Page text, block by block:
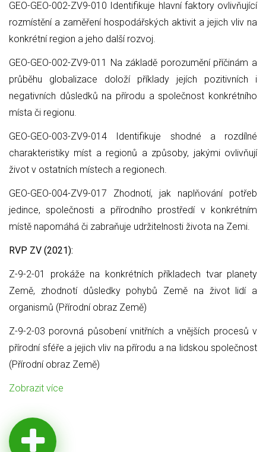
GEO-GEO-002-ZV9-010 Identifikuje hlavní faktory ovlivňující
rozmístění a zaměření hospodářských aktivit a jejich vliv na
konkrétní region a jeho další rozvoj.
GEO-GEO-002-ZV9-011 Na základě porozumění příčinám a
průběhu globalizace doloží příklady jejích pozitivních i
negativních důsledků na přírodu a společnost konkrétního
místa či regionu.
GEO-GEO-003-ZV9-014 Identifikuje shodné a rozdílné
charakteristiky míst a regionů a způsoby, jakými ovlivňují
život v ostatních místech a regionech.
GEO-GEO-004-ZV9-017 Zhodnotí, jak naplňování potřeb
jedince, společnosti a přírodního prostředí v konkrétním
místě napomáhá či zabraňuje udržitelnosti života na Zemi.
RVP ZV (2021):
Z-9-2-01 prokáže na konkrétních příkladech tvar planety
Země, zhodnotí důsledky pohybů Země na život lidí a
organismů (Přírodní obraz Země)
Z-9-2-03 porovná působení vnitřních a vnějších procesů v
přírodní sféře a jejich vliv na přírodu a na lidskou společnost
(Přírodní obraz Země)
Zobrazit více